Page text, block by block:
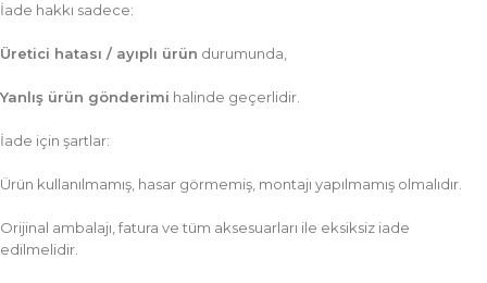
İade hakkı sadece:
Üretici hatası / ayıplı ürün durumunda,
Yanlış ürün gönderimi halinde geçerlidir.
İade için şartlar:
Ürün kullanılmamış, hasar görmemiş, montajı yapılmamış olmalıdır.
Orijinal ambalajı, fatura ve tüm aksesuarları ile eksiksiz iade
edilmelidir.